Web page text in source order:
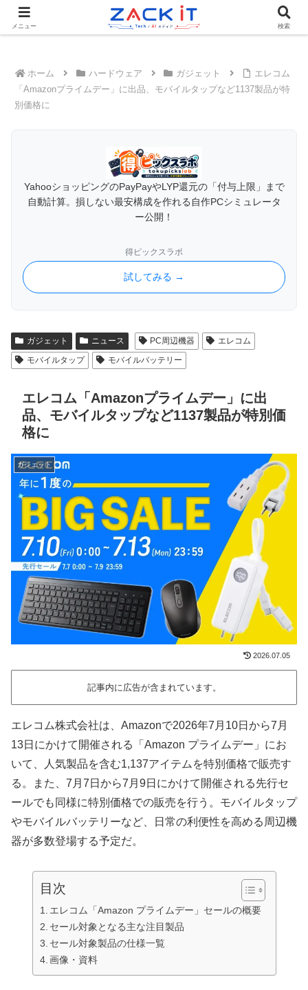
Tech×AIメディア『ZACK IT - 未来をもっと身近に』
ホーム ハードウェア ガジェット
エレコム
「Amazonプライムデー」に出品、モバイルタップなど1137製品が特
別価格に
YahooショッピングのPayPayやLYP還元の「付与上限」まで
自動計算。損しない最安構成を作れる自作PCシミュレータ
ー公開！
得ピックスラボ
試してみる →
ガジェット ニュース PC周辺機器
エレコム
モバイルタップ
モバイルバッテリー
エレコム「Amazonプライムデー」に出
品、モバイルタップなど1137製品が特別価
格に
ガジェット
2026.07.05
記事内に広告が含まれています。
エレコム株式会社は、Amazonで2026年7月10日から7月
13日にかけて開催される「Amazon プライムデー」にお
いて、人気製品を含む1,137アイテムを特別価格で販売す
る。また、7月7日から7月9日にかけて開催される先行セ
ールでも同様に特別価格での販売を行う。モバイルタップ
やモバイルバッテリーなど、日常の利便性を高める周辺機
器が多数登場する予定だ。
目次
エレコム「Amazon プライムデー」セールの概要
セール対象となる主な注目製品
セール対象製品の仕様一覧
画像・資料
メニュー 検索